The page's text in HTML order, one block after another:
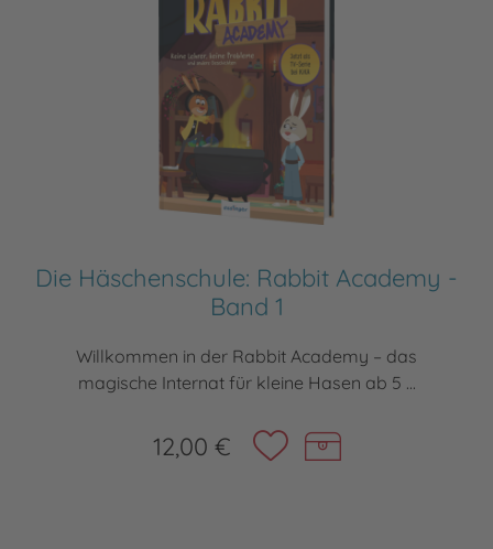
Die Häschenschule: Rabbit Academy -
Band 1
Willkommen in der Rabbit Academy – das
magische Internat für kleine Hasen ab 5 ...
12,00 €